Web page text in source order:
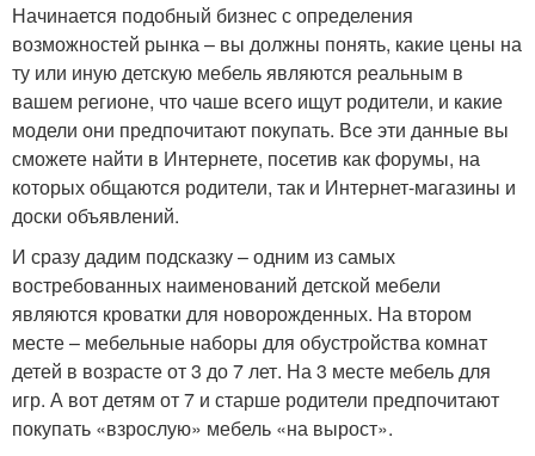
Начинается подобный бизнес с определения
возможностей рынка – вы должны понять, какие цены на
ту или иную детскую мебель являются реальным в
вашем регионе, что чаше всего ищут родители, и какие
модели они предпочитают покупать. Все эти данные вы
сможете найти в Интернете, посетив как форумы, на
которых общаются родители, так и Интернет-магазины и
доски объявлений.
И сразу дадим подсказку – одним из самых
востребованных наименований детской мебели
являются кроватки для новорожденных. На втором
месте – мебельные наборы для обустройства комнат
детей в возрасте от 3 до 7 лет. На 3 месте мебель для
игр. А вот детям от 7 и старше родители предпочитают
покупать «взрослую» мебель «на вырост».